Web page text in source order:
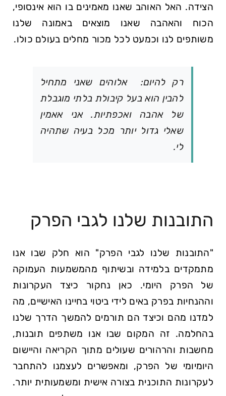
הצידה. האל האוהב שאנו מאמינים בו הוא אינסופי,
הכוח והאהבה שאנו מוצאים באמונה שלנו
משותפים לנו וכמעט לכל מכור מחלים בעולם כולו.
רק להיום: אלוהים שאני מתחיל
להבין הוא בעל קיבולת בלתי מוגבלת
של אהבה ואכפתיות. אני אאמין
שאלי גדול יותר מכל בעיה שתהיה
לי.
התובנות שלנו לגבי הפרק
"התובנות שלנו לגבי הפרק" הוא חלק שבו אנו
מתמקדים בלמידה ובשיתוף מהמשמעות העמוקה
של הפרק היומי. כאן נחקור כיצד העקרונות
וההנחיות בפרק באים לידי ביטוי בחיינו האישיים, מה
למדנו מהם וכיצד הם תורמים להמשך הדרך שלנו
בהחלמה. זה המקום שבו אנו משתפים תובנות,
מחשבות והרהורים שעולים מתוך הקריאה והיישום
היומיומי של הפרק, ומאפשרים לעצמנו להתחבר
לעקרונות התוכנית בצורה אישית ומשמעותית יותר.